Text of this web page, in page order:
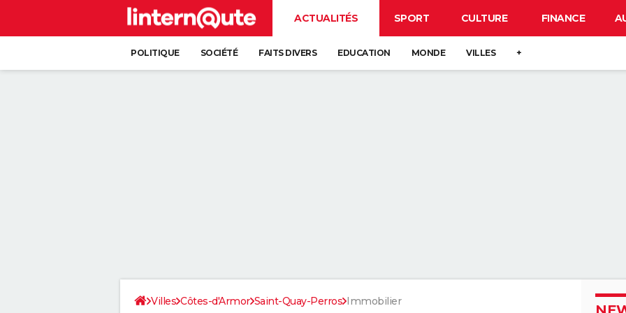
ACTUALITÉS SPORT CULTURE FINANCE
POLITIQUE SOCIÉTÉ FAITS DIVERS EDUCATION MONDE VILLES +
Villes Côtes-d'Armor Saint-Quay-Perros Immobilier